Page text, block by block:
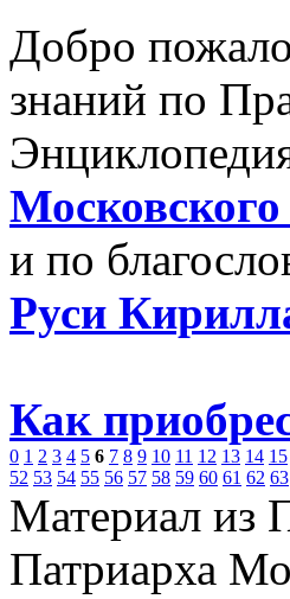
Добро
знаний по
и по
Руси
Как
0 1 2 3 4 5 6 7 8 9 10 11 12 13 14 15
52 53 54 55 56 57 58 59 60 61 62 63
Материал из
Патриарха